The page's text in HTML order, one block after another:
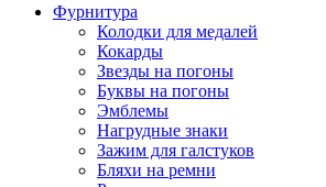
Фурнитура
Колодки для медалей
Кокарды
Звезды на погоны
Буквы на погоны
Эмблемы
Нагрудные знаки
Зажим для галстуков
Бляхи на ремни